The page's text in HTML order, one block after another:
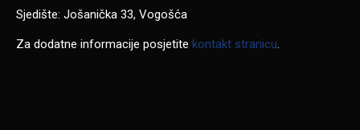
Sjedište: Jošanička 33, Vogošća
Za dodatne informacije posjetite kontakt stranicu.